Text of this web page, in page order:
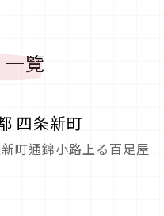
一覽
四条新町
町通錦小路上る百足屋